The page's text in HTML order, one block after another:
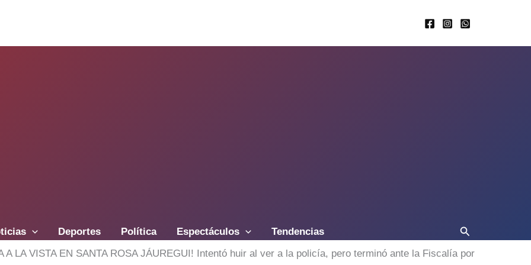
Deportes Política Espectáculos Tendencias Buscar
A LA VISTA EN SANTA ROSA JÁUREGUI! Intentó huir al ver a la policía, pero terminó ante la Fiscalía por